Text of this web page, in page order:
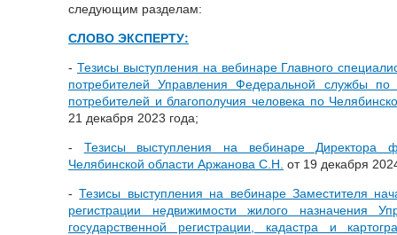
следующим разделам:
СЛОВО ЭКСПЕРТУ:
- Тезисы выступления на вебинаре Главного
потребителей Управления Федеральной службы
потребителей и благополучия человека по
21 декабря 2023 года;
- Тезисы выступления на вебинаре Директора
Челябинской области Аржанова С.Н. от 19 декабря
-Тезисы выступления на вебинаре Заместителя
регистрации недвижимости жилого назначения
государственной регистрации, кадастра и